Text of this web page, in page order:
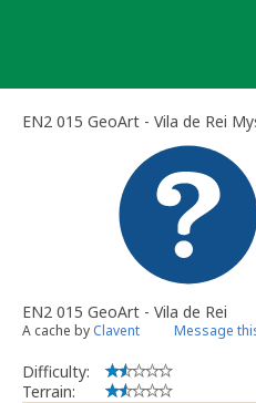
EN2 015 GeoArt - Vila de Rei
EN2 015 GeoArt - Vila de Rei
A cache by Clavent Message
Difficulty:
Terrain: